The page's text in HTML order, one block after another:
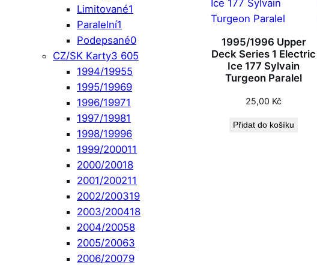
Limitované1
Paralelní1
Podepsané0
CZ/SK Karty3 605
1994/19955
1995/19969
1996/19971
1997/19981
1998/19996
1999/200011
2000/20018
2001/200211
2002/200319
2003/200418
2004/20058
2005/20063
2006/20079
1995/1996 Upper
Deck Series 1 Electric
Ice 177 Sylvain
Turgeon Paralel
25,00 Kč
Přidat do košíku